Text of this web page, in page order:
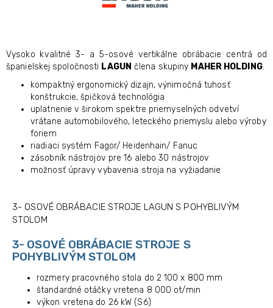
Vysoko kvalitné 3- a 5-osové vertikálne obrábacie centrá od
španielskej spoločnosti LAGUN člena skupiny MAHER HOLDING.
kompaktný ergonomický dizajn, výnimočná tuhosť
konštrukcie, špičková technológia
uplatnenie v širokom spektre priemyselných odvetví
vrátane automobilového, leteckého priemyslu alebo výroby
foriem
riadiaci systém Fagor/ Heidenhain/ Fanuc
zásobník nástrojov pre 16 alebo 30 nástrojov
možnosť úpravy vybavenia stroja na vyžiadanie
3- OSOVÉ OBRÁBACIE STROJE LAGUN S POHYBLIVÝM
STOLOM
3- OSOVÉ OBRÁBACIE STROJE S
POHYBLIVÝM STOLOM
rozmery pracovného stola do 2 100 x 800 mm
štandardné otáčky vretena 8 000 ot/min
výkon vretena do 26 kW (S6)